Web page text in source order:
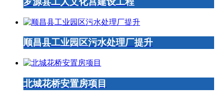
顺昌县工业园区污水处理厂提升
北城花桥安置房项目